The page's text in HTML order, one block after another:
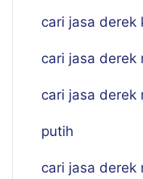
cari jasa derek
cari jasa derek
cari jasa derek
putih
cari jasa derek